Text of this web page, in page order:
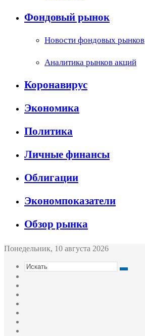
Фондовый рынок
Новости фондовых рынков
Аналитика рынков акций
Коронавирус
Экономика
Политика
Личные финансы
Облигации
Экономпоказатели
Обзор рынка
Понедельник, 10 августа 2026
Искать